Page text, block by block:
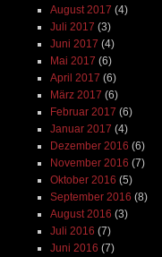
August 2017 (4)
Juli 2017 (3)
Juni 2017 (4)
Mai 2017 (6)
April 2017 (6)
März 2017 (6)
Februar 2017 (6)
Januar 2017 (4)
Dezember 2016 (6)
November 2016 (7)
Oktober 2016 (5)
September 2016 (8)
August 2016 (3)
Juli 2016 (7)
Juni 2016 (7)